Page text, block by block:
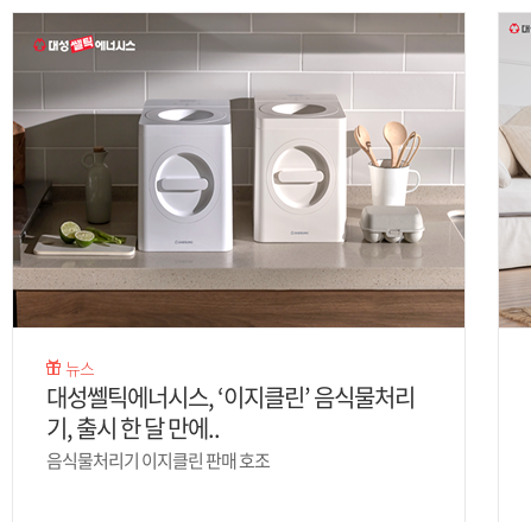
뉴스
대성쎌틱에너시스, ‘이지클린’ 음식물처리
기, 출시 한 달 만에..
음식물처리기 이지클린 판매 호조